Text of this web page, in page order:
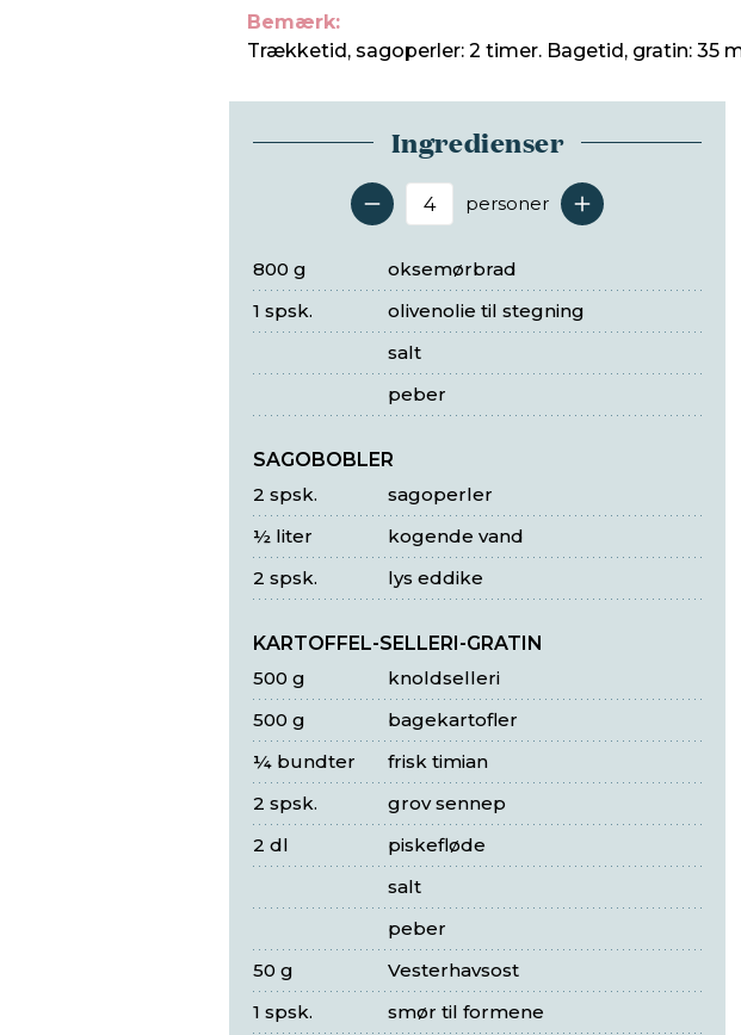
Bemærk:
Trækketid, sagoperler: 2 timer. Bagetid, gratin: 35
Ingredienser
Antal serveringer
personer
oksemørbrad
800 g
olivenolie til stegning
1 spsk.
salt
peber
SAGOBOBLER
sagoperler
2 spsk.
kogende vand
½ liter
lys eddike
2 spsk.
KARTOFFEL-SELLERI-GRATIN
knoldselleri
500 g
bagekartofler
500 g
frisk timian
¼ bundter
grov sennep
2 spsk.
piskefløde
2 dl
salt
peber
Vesterhavsost
50 g
smør til formene
1 spsk.